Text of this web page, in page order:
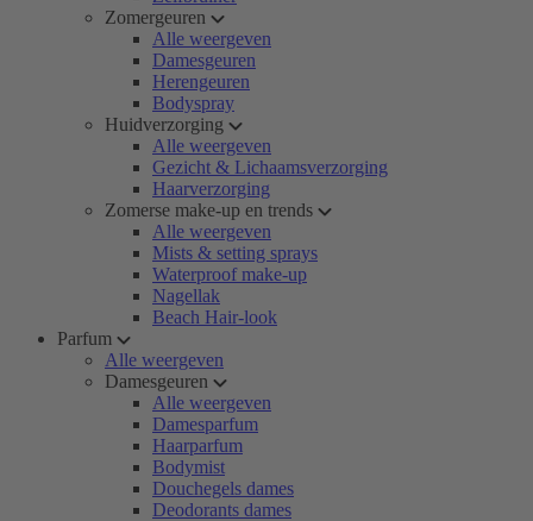
Zomergeuren
Alle weergeven
Damesgeuren
Herengeuren
Bodyspray
Huidverzorging
Alle weergeven
Gezicht & Lichaamsverzorging
Haarverzorging
Zomerse make-up en trends
Alle weergeven
Mists & setting sprays
Waterproof make-up
Nagellak
Beach Hair-look
Parfum
Alle weergeven
Damesgeuren
Alle weergeven
Damesparfum
Haarparfum
Bodymist
Douchegels dames
Deodorants dames